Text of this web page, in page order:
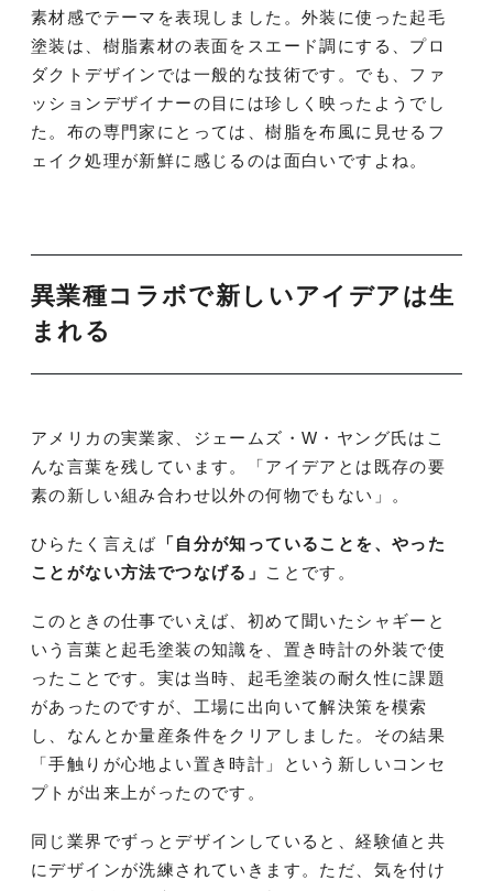
素材感でテーマを表現しました。外装に使った起毛
塗装は、樹脂素材の表面をスエード調にする、プロ
ダクトデザインでは一般的な技術です。でも、ファ
ッションデザイナーの目には珍しく映ったようでし
た。布の専門家にとっては、樹脂を布風に見せるフ
ェイク処理が新鮮に感じるのは面白いですよね。
異業種コラボで新しいアイデアは生
まれる
アメリカの実業家、ジェームズ・W・ヤング氏はこ
んな言葉を残しています。「アイデアとは既存の要
素の新しい組み合わせ以外の何物でもない」。
ひらたく言えば 「自分が知っていることを、やった
ことがない方法でつなげる」
ことです。
このときの仕事でいえば、初めて聞いたシャギーと
いう言葉と起毛塗装の知識を、置き時計の外装で使
ったことです。実は当時、起毛塗装の耐久性に課題
があったのですが、工場に出向いて解決策を模索
し、なんとか量産条件をクリアしました。その結果
「手触りが心地よい置き時計」という新しいコンセ
プトが出来上がったのです。
同じ業界でずっとデザインしていると、経験値と共
にデザインが洗練されていきます。ただ、気を付け